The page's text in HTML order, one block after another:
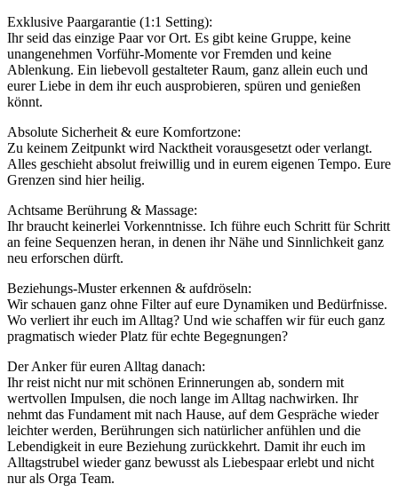
Exklusive Paargarantie (1:1 Setting):
Ihr seid das einzige Paar vor Ort. Es gibt keine Gruppe, keine
unangenehmen Vorführ-Momente vor Fremden und keine
Ablenkung. Ein liebevoll gestalteter Raum, ganz allein euch und
eurer Liebe in dem ihr euch ausprobieren, spüren und genießen
könnt.
Absolute Sicherheit & eure Komfortzone:
Zu keinem Zeitpunkt wird Nacktheit vorausgesetzt oder verlangt.
Alles geschieht absolut freiwillig und in eurem eigenen Tempo. Eure
Grenzen sind hier heilig.
Achtsame Berührung & Massage:
Ihr braucht keinerlei Vorkenntnisse. Ich führe euch Schritt für Schritt
an feine Sequenzen heran, in denen ihr Nähe und Sinnlichkeit ganz
neu erforschen dürft.
Beziehungs-Muster erkennen & aufdröseln:
Wir schauen ganz ohne Filter auf eure Dynamiken und Bedürfnisse.
Wo verliert ihr euch im Alltag? Und wie schaffen wir für euch ganz
pragmatisch wieder Platz für echte Begegnungen?
Der Anker für euren Alltag danach:
Ihr reist nicht nur mit schönen Erinnerungen ab, sondern mit
wertvollen Impulsen, die noch lange im Alltag nachwirken. Ihr
nehmt das Fundament mit nach Hause, auf dem Gespräche wieder
leichter werden, Berührungen sich natürlicher anfühlen und die
Lebendigkeit in eure Beziehung zurückkehrt. Damit ihr euch im
Alltagstrubel wieder ganz bewusst als Liebespaar erlebt und nicht
nur als Orga Team.